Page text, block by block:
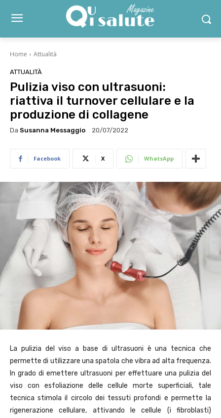
Home Attualità
ATTUALITÀ
Pulizia viso con ultrasuoni:
riattiva il turnover cellulare e la
produzione di collagene
Da Susanna Messaggio 20/07/2022
Facebook X WhatsApp
La pulizia del viso a base di ultrasuoni è una tecnica che
permette di utilizzare una spatola che vibra ad alta frequenza.
In grado di emettere ultrasuoni per effettuare una pulizia del
viso con esfoliazione delle cellule morte superficiali, tale
tecnica stimola il circolo dei tessuti profondi e permette la
rigenerazione cellulare, attivando le cellule (i fibroblasti)